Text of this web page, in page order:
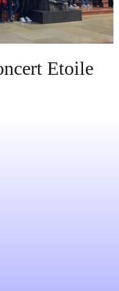
Etoile